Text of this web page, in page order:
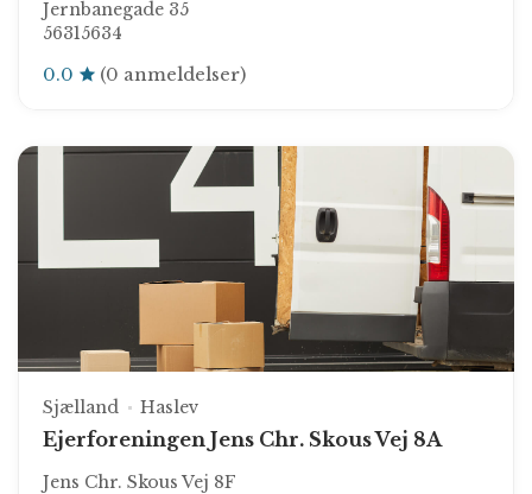
Jernbanegade 35
56315634
0.0 (0 anmeldelser)
Sjælland Haslev
Ejerforeningen Jens Chr. Skous Vej 8A
Jens Chr. Skous Vej 8F